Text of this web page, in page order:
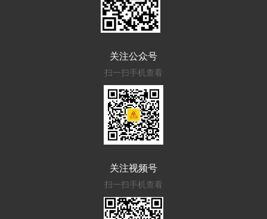
关注公众号
扫一扫手机查看
关注视频号
扫一扫手机查看